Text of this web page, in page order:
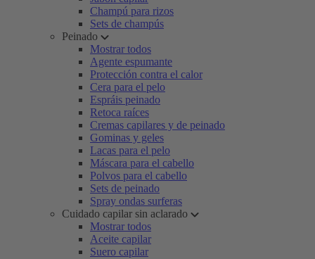
Champú para rizos
Sets de champús
Peinado
Mostrar todos
Agente espumante
Protección contra el calor
Cera para el pelo
Espráis peinado
Retoca raíces
Cremas capilares y de peinado
Gominas y geles
Lacas para el pelo
Máscara para el cabello
Polvos para el cabello
Sets de peinado
Spray ondas surferas
Cuidado capilar sin aclarado
Mostrar todos
Aceite capilar
Suero capilar